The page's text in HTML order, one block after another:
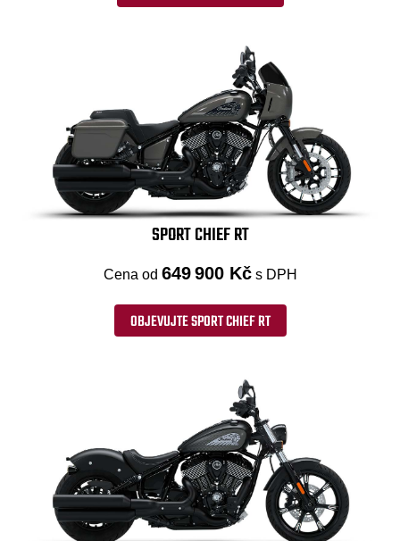
SPORT CHIEF RT
Cena od 649 900 Kč s DPH
OBJEVUJTE SPORT CHIEF RT